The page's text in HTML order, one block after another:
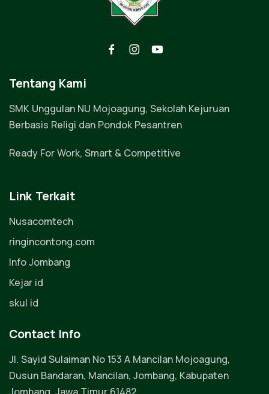
Tentang Kami
SMK Unggulan NU Mojoagung, Sekolah Kejuruan
Berbasis Religi dan Pondok Pesantren
Ready For Work, Smart & Competitive
Link Terkait
Nusacomtech
ringincontong.com
Info Jombang
Kejar id
skul id
Contact Info
Jl. Sayid Sulaiman No 153 A Mancilan Mojoagung,
Dusun Bandaran, Mancilan, Jombang, Kabupaten